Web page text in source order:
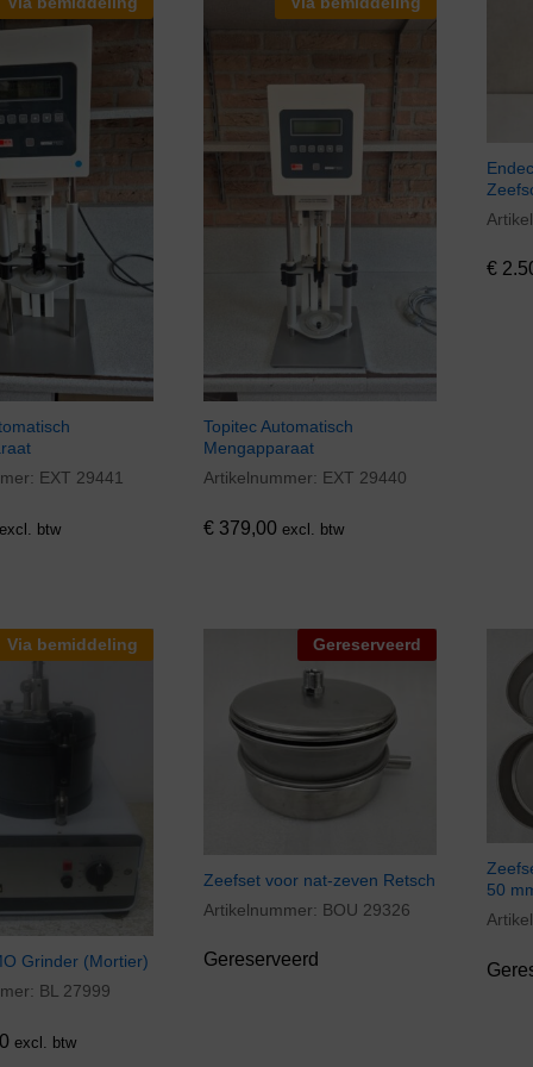
EXT 29441
btw
Topitec Automatisch
Mengapparaat
Artikelnummer: EXT 29440
€379,00 excl. btw
€379,00
€
€
Via bemiddeling
Grinder (Mortier)
BL 27999
excl. btw
Gereserveerd
Zeefset voor nat-zeven Retsch
Artikelnummer: BOU 29326
Gereserveerd
50